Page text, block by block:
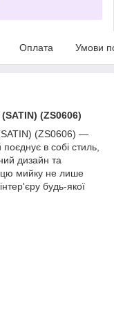
Оплата Умови
(ZS0606)
(ZS0606) —
в собі стиль,
дизайн та
цю мийку не лише
будь-якої